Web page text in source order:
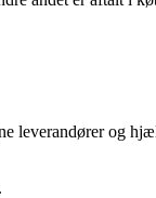
leverandører og